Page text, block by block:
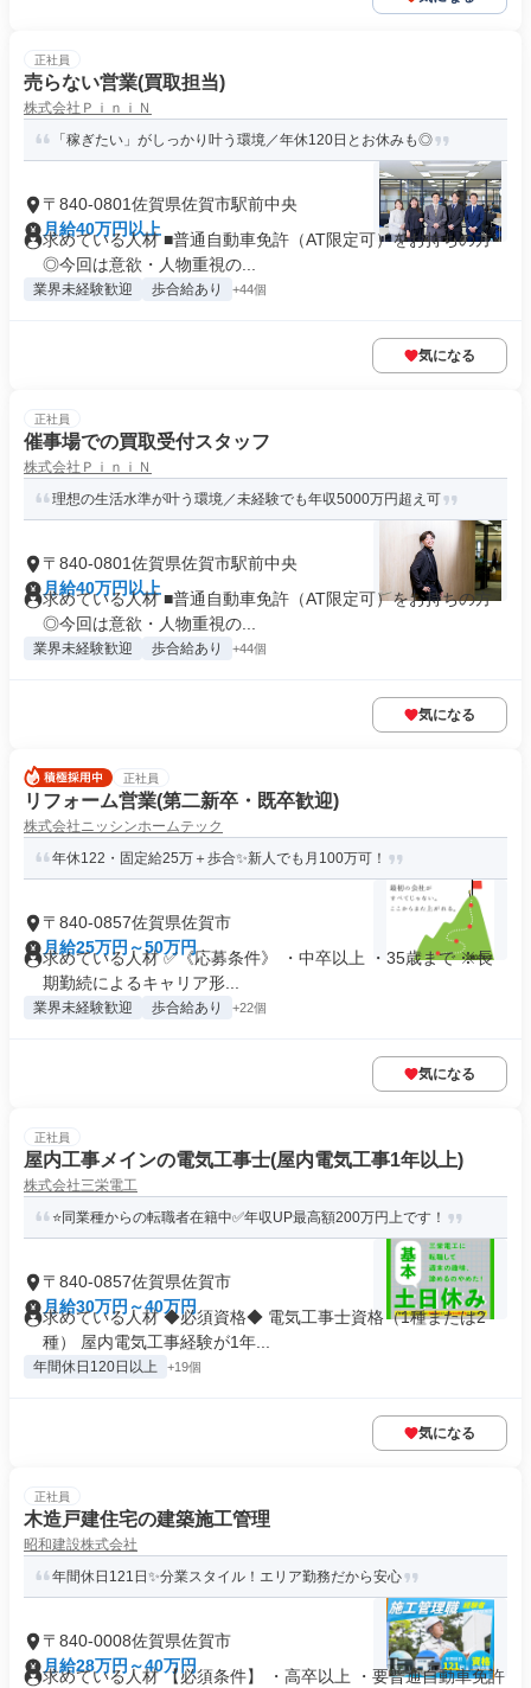
正社員
売らない営業(買取担当)
株式会社ＰｉｎｉＮ
「稼ぎたい」がしっかり叶う環境／年休120日とお休みも◎
〒840-0801佐賀県佐賀市駅前中央
月給40万円以上
求めている人材 ■普通自動車免許（AT限定可）をお持ちの方
◎今回は意欲・人物重視の...
業界未経験歓迎 歩合給あり +44個
気になる
正社員
催事場での買取受付スタッフ
株式会社ＰｉｎｉＮ
理想の生活水準が叶う環境／未経験でも年収5000万円超え可
〒840-0801佐賀県佐賀市駅前中央
月給40万円以上
求めている人材 ■普通自動車免許（AT限定可）をお持ちの方
◎今回は意欲・人物重視の...
業界未経験歓迎 歩合給あり +44個
気になる
正社員
リフォーム営業(第二新卒・既卒歓迎)
株式会社ニッシンホームテック
年休122・固定給25万＋歩合✨新人でも月100万可！
〒840-0857佐賀県佐賀市
月給25万円～50万円
求めている人材 ✅《応募条件》 ・中卒以上 ・35歳まで ※長
期勤続によるキャリア形...
業界未経験歓迎 歩合給あり +22個
気になる
正社員
屋内工事メインの電気工事士(屋内電気工事1年以上)
株式会社三栄電工
⭐同業種からの転職者在籍中✅年収UP最高額200万円上です！
〒840-0857佐賀県佐賀市
月給30万円～40万円
求めている人材 ◆必須資格◆ 電気工事士資格（1種または2
種） 屋内電気工事経験が1年...
年間休日120日以上 +19個
気になる
正社員
木造戸建住宅の建築施工管理
昭和建設株式会社
年間休日121日✨分業スタイル！エリア勤務だから安心
〒840-0008佐賀県佐賀市
月給28万円～40万円
求めている人材 【必須条件】 ・高卒以上 ・要普通自動車免許